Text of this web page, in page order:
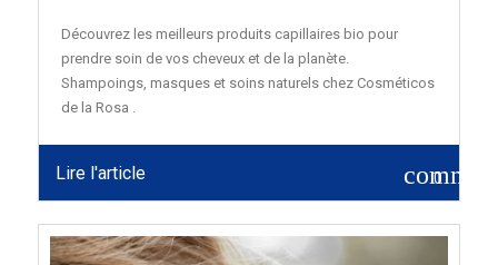
Découvrez les meilleurs produits capillaires bio pour
prendre soin de vos cheveux et de la planète.
Shampoings, masques et soins naturels chez Cosméticos
de la Rosa .
Lire l'article 0